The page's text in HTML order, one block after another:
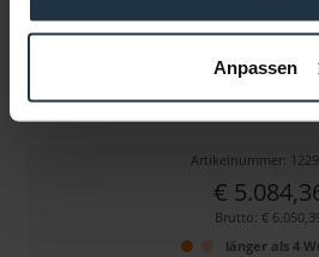
Anpassen
SanDisk Professional G-RAID
mobile RAID-SSD Lösung mit 8-
Artikelnummer:
€
Brutto: €
länger als 4